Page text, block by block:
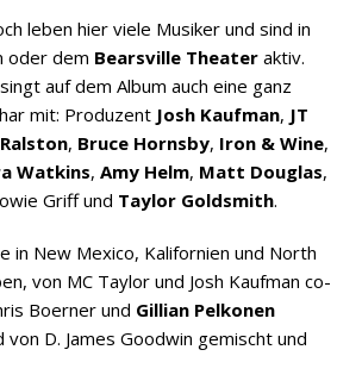
leben hier viele Musiker und sind in
oder dem Bearsville Theater aktiv.
auf dem Album auch eine ganz
mit: Produzent Josh Kaufman, JT
, Bruce Hornsby, Iron & Wine,
Watkins, Amy Helm, Matt Douglas,
Griff und Taylor Goldsmith.
in New Mexico, Kalifornien und North
von MC Taylor und Josh Kaufman co-
Boerner und Gillian Pelkonen
von D. James Goodwin gemischt und